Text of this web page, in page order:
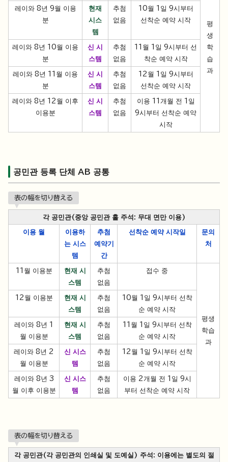
평
생
학
습
과
레이와 8년 9월 이용
분
현재
시스
템
추첨
없음
10월 1일 9시부터
선착순 예약 시작
레이와 8년 10월 이용
분
신 시
스템
추첨
없음
11월 1일 9시부터 선
착순 예약 시작
레이와 8년 11월 이용
분
신 시
스템
추첨
없음
12월 1일 9시부터
선착순 예약 시작
레이와 8년 12월 이후
이용분
신 시
스템
추첨
없음
이용 11개월 전 1일
9시부터 선착순 예약
시작
공민관 등록 단체 AB 공통
表の幅を切り替える
각 공민관(중앙 공민관 홀 주석: 무대 면만 이용)
이용 월
이용하
는 시스
템
추첨
예약기
간
선착순 예약 시작일
문의
처
11월 이용분
현재 시
스템
추첨
없음
접수 중
평생
학습
과
12월 이용분
현재 시
스템
추첨
없음
10월 1일 9시부터 선착
순 예약 시작
레이와 8년 1
월 이용분
현재 시
스템
추첨
없음
11월 1일 9시부터 선착
순 예약 시작
레이와 8년 2
월 이용분
신 시스
템
추첨
없음
12월 1일 9시부터 선착
순 예약 시작
레이와 8년 3
월 이후 이용분
신 시스
템
추첨
없음
이용 2개월 전 1일 9시
부터 선착순 예약 시작
表の幅を切り替える
각 공민관(각 공민관의 인쇄실 및 도예실) 주석: 이용에는 별도의 절